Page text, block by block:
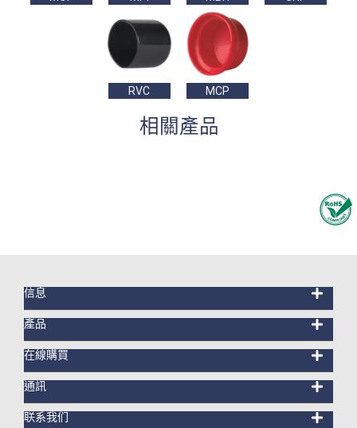
RVC MCP
相關產品
信息
產品
在線購買
通訊
联系我们